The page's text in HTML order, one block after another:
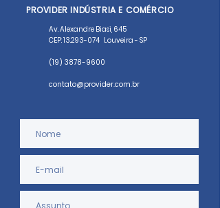
PROVIDER INDÚSTRIA E COMÉRCIO
Av. Alexandre Biasi, 645
CEP:13.293-074 Louveira - SP
(19) 3878-9600
contato@provider.com.br